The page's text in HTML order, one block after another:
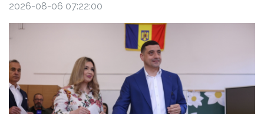
2026-08-06 07:22:00